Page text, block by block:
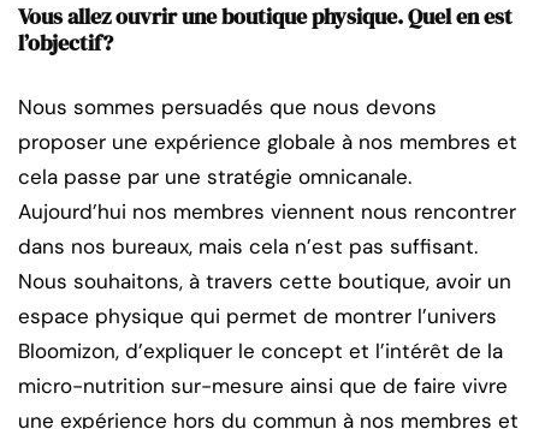
Vous allez ouvrir une boutique physique. Quel en est
l’objectif?
Nous sommes persuadés que nous devons
proposer une expérience globale à nos membres et
cela passe par une stratégie omnicanale.
Aujourd’hui nos membres viennent nous rencontrer
dans nos bureaux, mais cela n’est pas suffisant.
Nous souhaitons, à travers cette boutique, avoir un
espace physique qui permet de montrer l’univers
Bloomizon, d’expliquer le concept et l’intérêt de la
micro-nutrition sur-mesure ainsi que de faire vivre
une expérience hors du commun à nos membres et